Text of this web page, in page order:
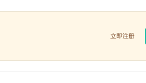
立即注册